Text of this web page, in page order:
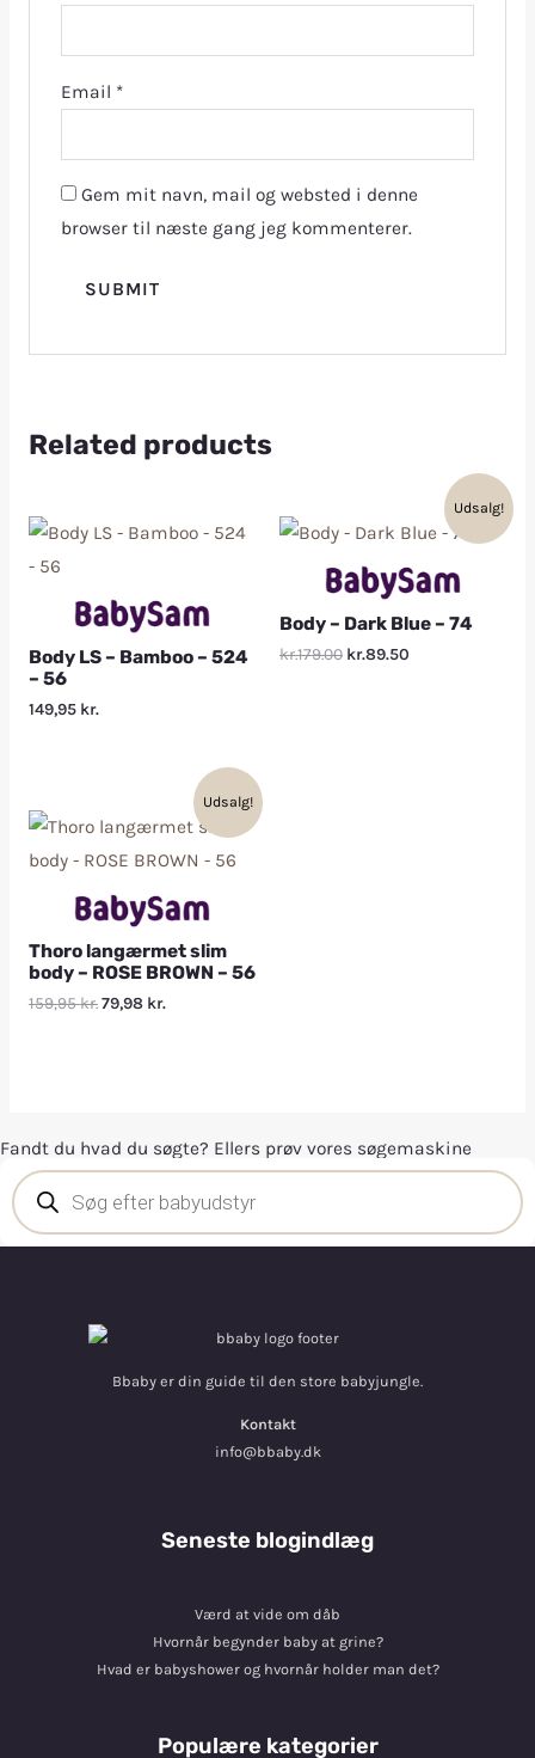
Email *
Gem mit navn, mail og websted i denne
browser til næste gang jeg kommenterer.
Related products
Body LS – Bamboo – 524
– 56
149,95 kr.
Udsalg!
Body – Dark Blue – 74
kr.179.00 kr.89.50
Udsalg!
Thoro langærmet slim
body – ROSE BROWN – 56
159,95kr.79,98 kr.
Fandt du hvad du søgte? Ellers prøv vores søgemaskine
Bbaby er din guide til den store babyjungle.
Kontakt
info@bbaby.dk
Seneste blogindlæg
Værd at vide om dåb
Hvornår begynder baby at grine?
Hvad er babyshower og hvornår holder man det?
Populære kategorier